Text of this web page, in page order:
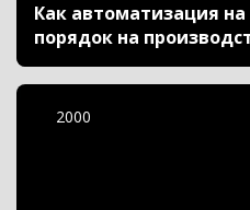
Как автоматизация
порядок на
2000